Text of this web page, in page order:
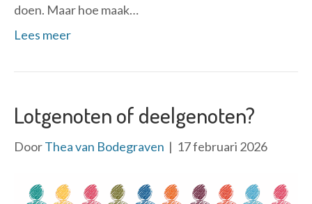
doen. Maar hoe maak…
Lees meer
Lotgenoten of deelgenoten?
DoorThea van Bodegraven | 17 februari 2026